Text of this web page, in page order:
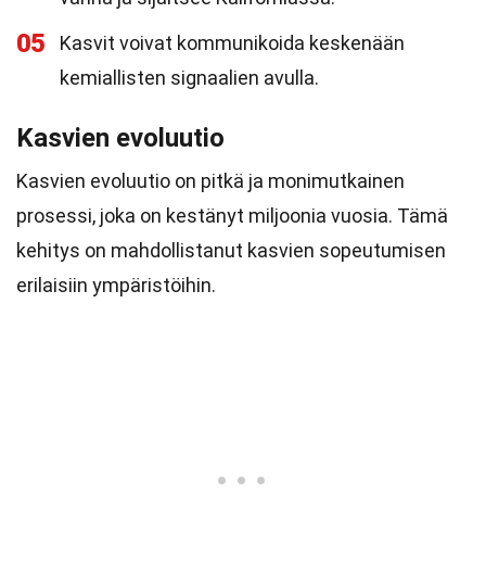
05
Kasvit voivat kommunikoida keskenään
kemiallisten signaalien avulla.
Kasvien evoluutio
Kasvien evoluutio on pitkä ja monimutkainen
prosessi, joka on kestänyt miljoonia vuosia. Tämä
kehitys on mahdollistanut kasvien sopeutumisen
erilaisiin ympäristöihin.